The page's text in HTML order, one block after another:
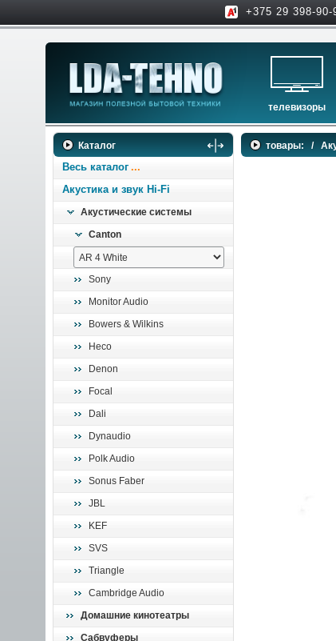
+375 29 398-90-
телевизоры
телевизоры
аксессуары
Каталог
Весь каталог
Акустика и звук Hi-Fi
Акустические системы
Canton
Sony
Monitor Audio
Bowers & Wilkins
Heco
Denon
Focal
Dali
Dynaudio
Polk Audio
Sonus Faber
JBL
KEF
SVS
Triangle
Cambridge Audio
Домашние кинотеатры
Сабвуферы
товары: /